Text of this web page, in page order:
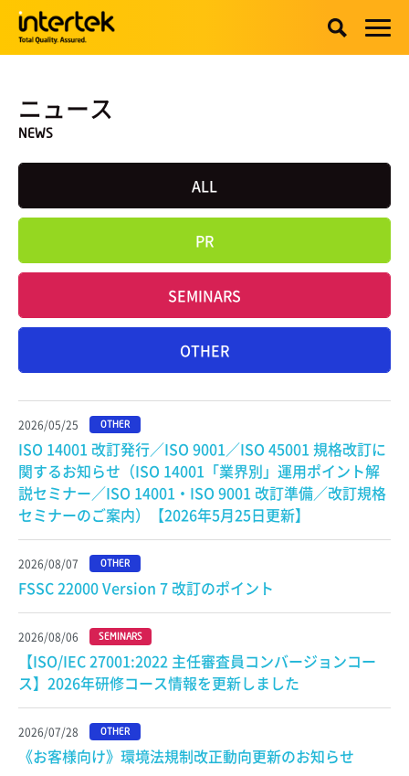
ニュース
NEWS
ALL
PR
SEMINARS
OTHER
2026/05/25 OTHER
ISO 14001 改訂発行／ISO 9001／ISO 45001 規格改訂に
関するお知らせ（ISO 14001「業界別」運用ポイント解
説セミナー／ISO 14001・ISO 9001 改訂準備／改訂規格
セミナーのご案内）【2026年5月25日更新】
2026/08/07 OTHER
FSSC 22000 Version 7 改訂のポイント
2026/08/06 SEMINARS
【ISO/IEC 27001:2022 主任審査員コンバージョンコー
ス】2026年研修コース情報を更新しました
2026/07/28 OTHER
《お客様向け》環境法規制改正動向更新のお知らせ